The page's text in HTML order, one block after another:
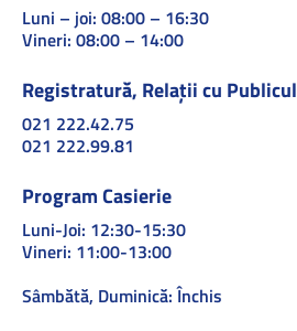
Luni – joi: 08:00 – 16:30
Vineri: 08:00 – 14:00
Registratură, Relații cu Publicul
021 222.42.75
021 222.99.81
Program Casierie
Luni-Joi: 12:30-15:30
Vineri: 11:00-13:00
Sâmbătă, Duminică: Închis